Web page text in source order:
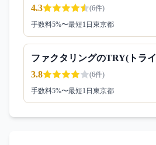
4.3
(6件)
手数料5%〜最短1日 東京都
ファクタリングのTRY(トラ
3.8
(6件)
手数料5%〜最短1日 東京都